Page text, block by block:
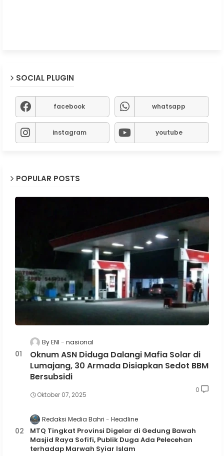
SOCIAL PLUGIN
facebook whatsapp
instagram youtube
POPULAR POSTS
By ENI nasional
Oknum ASN Diduga Dalangi Mafia Solar di
Lumajang, 30 Armada Disiapkan Sedot BBM
Bersubsidi
Oktober 07, 2025
0
Redaksi Media Bahri Headline
MTQ Tingkat Provinsi Digelar di Gedung Bawah
Masjid Raya Sofifi, Publik Duga Ada Pelecehan
terhadap Marwah Syiar Islam